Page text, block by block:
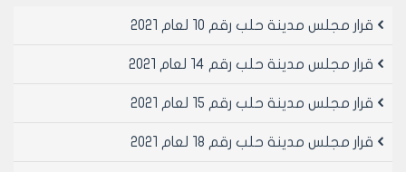
ـ إغلاق لمدة / 60/ يوم للمرة الثالثة وأكثر. تستبدل بالغرامة
مديرية النظافة تخضع كافة الإجراءات المتخذة في مديرية
مدينة حلب النافذة .
قرار مجلس مدينة حلب رقم 10 لعام 2021
قرار مجلس مدينة حلب رقم 14 لعام 2021
قرار مجلس مدينة حلب رقم 15 لعام 2021
قرار مجلس مدينة حلب رقم 18 لعام 2021